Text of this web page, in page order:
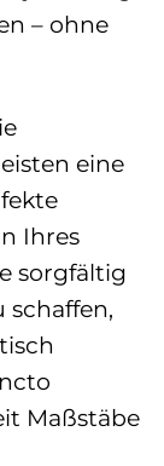
– ohne
eine
Ihres
sorgfältig
Maßstäbe